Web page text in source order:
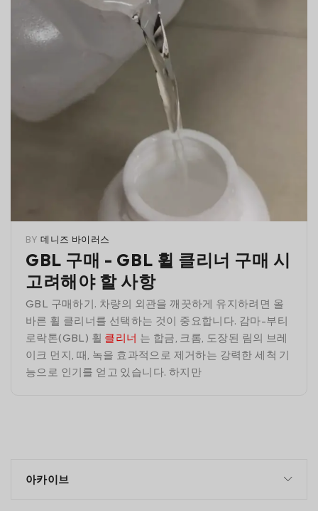
BY 데니즈 바이러스
GBL 구매 - GBL 휠 클리너 구매 시
고려해야 할 사항
GBL 구매하기. 차량의 외관을 깨끗하게 유지하려면 올
바른 휠 클리너를 선택하는 것이 중요합니다. 감마-부티
로락톤(GBL) 휠 클리너 는 합금, 크롬, 도장된 림의 브레
이크 먼지, 때, 녹을 효과적으로 제거하는 강력한 세척 기
능으로 인기를 얻고 있습니다. 하지만
아카이브